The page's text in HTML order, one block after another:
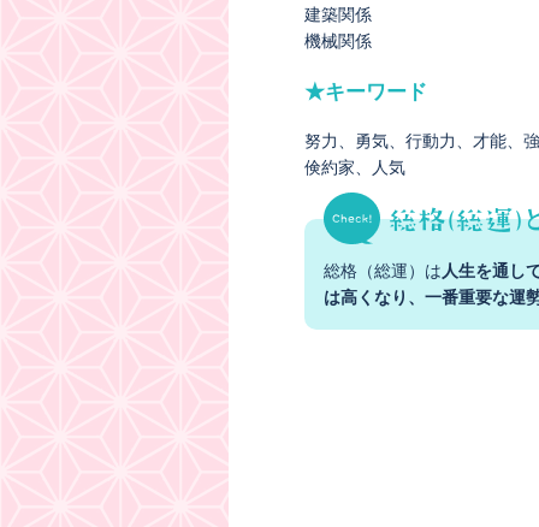
建築関係
機械関係
★キーワード
努力 勇気 行動力 才能
倹約家
人気
総格（総運）は人生を通し
は高くなり、一番重要な運